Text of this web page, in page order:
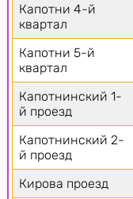
Капотни 4-й
квартал
Капотни 5-й
квартал
Капотнинский 1-
й проезд
Капотнинский 2-
й проезд
Кирова проезд